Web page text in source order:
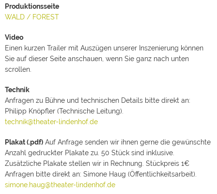
Produktionsseite
WALD / FOREST
Video
Einen kurzen Trailer mit Auszügen unserer Inszenierung können
Sie auf dieser Seite anschauen, wenn Sie ganz nach unten
scrollen.
Technik
Anfragen zu Bühne und technischen Details bitte direkt an:
Philipp Knöpfler (Technische Leitung).
technik@theater-lindenhof.de
Plakat (.pdf) Auf Anfrage senden wir ihnen gerne die gewünschte
Anzahl gedruckter Plakate zu. 50 Stück sind inklusive.
Zusätzliche Plakate stellen wir in Rechnung. Stückpreis 1€
Anfragen bitte direkt an: Simone Haug (Öffentlichkeitsarbeit).
simone.haug@theater-lindenhof.de